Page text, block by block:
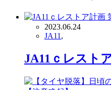
2023.06.24
JA11 ,
JA11ｃレスト